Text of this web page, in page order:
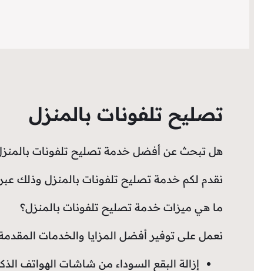
تصليح تلفونات بالمنزل
هل تبحث عن أفضل خدمة تصليح تلفونات
نقدم لكم خدمة تصليح تلفونات بالمنزل وذلك
ما هي ميزات خدمة تصليح تلفونات بالمنزل؟
نعمل على توفير أفضل المزايا والخدمات
إزالة البقع السوداء من شاشات الهواتف